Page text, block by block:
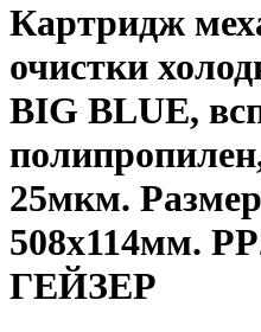
Картридж
очистки
BIG BLUE,
25мкм.
508х114мм.
ГЕЙЗЕР